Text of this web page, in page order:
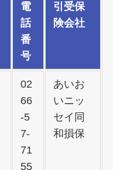
電
話
番
号
引受保
険会社
02
66
-5
7-
71
55
あいお
いニッ
セイ同
和損保